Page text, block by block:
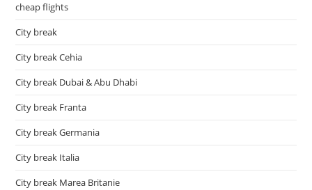
cheap flights
City break
City break Cehia
City break Dubai & Abu Dhabi
City break Franta
City break Germania
City break Italia
City break Marea Britanie